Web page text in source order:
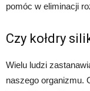
pomóc w eliminacji
Czy kołdry
Wielu ludzi
naszego organizmu.